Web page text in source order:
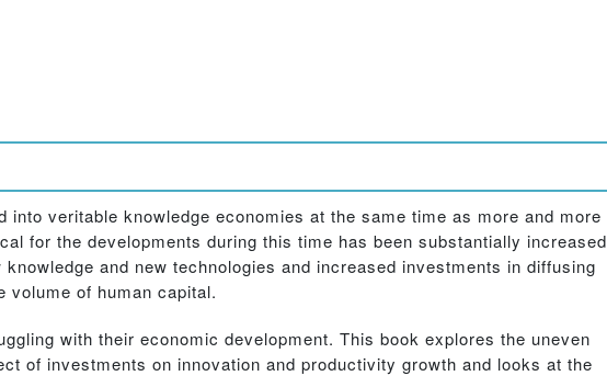
veritable knowledge economies at the same time as more and more
for the developments during this time has been substantially increased
and new technologies and increased investments in diffusing
volume of human capital.
with their economic development. This book explores the uneven
of investments on innovation and productivity growth and looks at the